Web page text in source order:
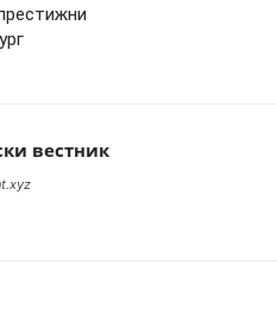
вестник